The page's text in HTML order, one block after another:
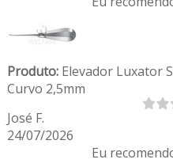
Produto:Elevador Luxator
Curvo 2,5mm
José F.
24/07/2026
Eu